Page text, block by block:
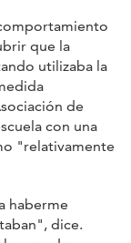
que la
utilizaba la
de
con una
"relativamente
haberme
dice.